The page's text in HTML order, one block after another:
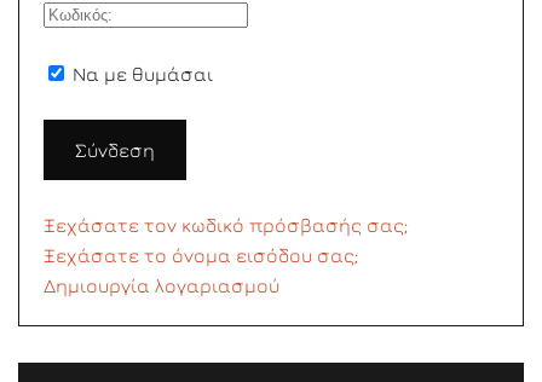
Να με θυμάσαι
Σύνδεση
Ξεχάσατε τον κωδικό πρόσβασής σας;
Ξεχάσατε το όνομα εισόδου σας;
Δημιουργία λογαριασμού